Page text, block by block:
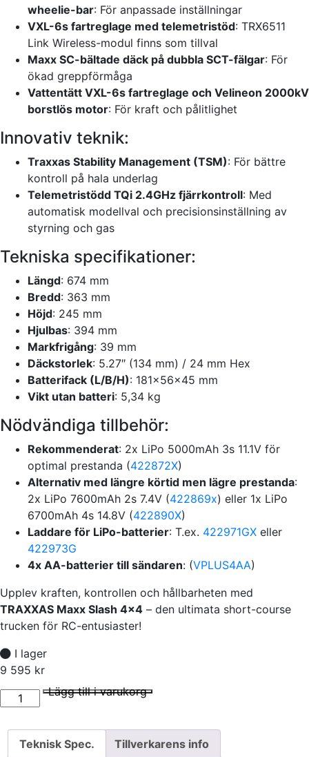
wheelie-bar: För anpassade inställningar
VXL-6s fartreglage med telemetristöd: TRX6511
Link Wireless-modul finns som tillval
Maxx SC-bältade däck på dubbla SCT-fälgar: För
ökad greppförmåga
Vattentätt VXL-6s fartreglage och Velineon 2000kV
borstlös motor: För kraft och pålitlighet
Innovativ teknik:
Traxxas Stability Management (TSM): För bättre
kontroll på hala underlag
Telemetristödd TQi 2.4GHz fjärrkontroll: Med
automatisk modellval och precisionsinställning av
styrning och gas
Tekniska specifikationer:
Längd: 674 mm
Bredd: 363 mm
Höjd: 245 mm
Hjulbas: 394 mm
Markfrigång: 39 mm
Däckstorlek: 5.27″ (134 mm) / 24 mm Hex
Batterifack (L/B/H): 181x56x45 mm
Vikt utan batteri: 5,34 kg
Nödvändiga tillbehör:
Rekommenderat: 2x LiPo 5000mAh 3s 11.1V för
optimal prestanda (422872X)
Alternativ med längre körtid men lägre prestanda:
2x LiPo 7600mAh 2s 7.4V (422869x) eller 1x LiPo
6700mAh 4s 14.8V (422890X)
Laddare för LiPo-batterier: T.ex. 422971GX eller
422973G
4x AA-batterier till sändaren: (VPLUS4AA)
Upplev kraften, kontrollen och hållbarheten med
TRAXXAS Maxx Slash 4×4 – den ultimata short-course
trucken för RC-entusiaster!
I lager
9 595 kr
I lager
Traxxas Maxx Slash 6s Short Course Truck RNR mängd Lägg till i varukorg
Teknisk Spec. Tillverkarens info